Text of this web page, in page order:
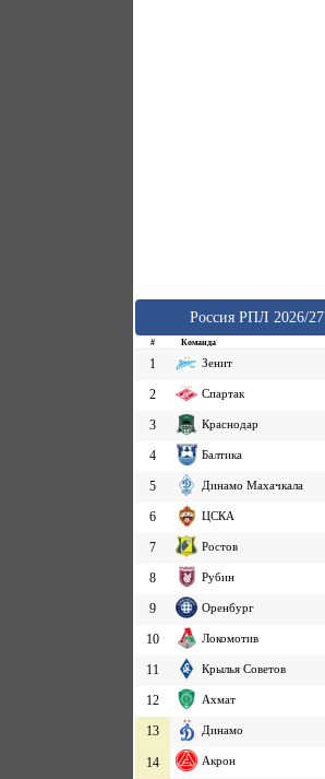
Россия РПЛ 2026/27
# Команда
1 Зенит
2
Спартак
3
Краснодар
4
Балтика
5
Динамо Махачкала
6
ЦСКА
7
Ростов
8
Рубин
9
Оренбург
10
Локомотив
11
Крылья Советов
12
Ахмат
13
Динамо
14 Акрон